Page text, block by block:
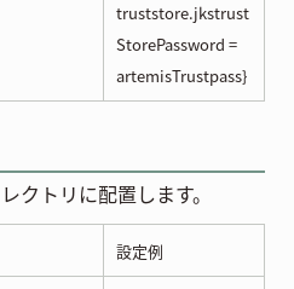
truststore.jkstrust
StorePassword =
artemisTrustpass}
トリに配置します。
設定例